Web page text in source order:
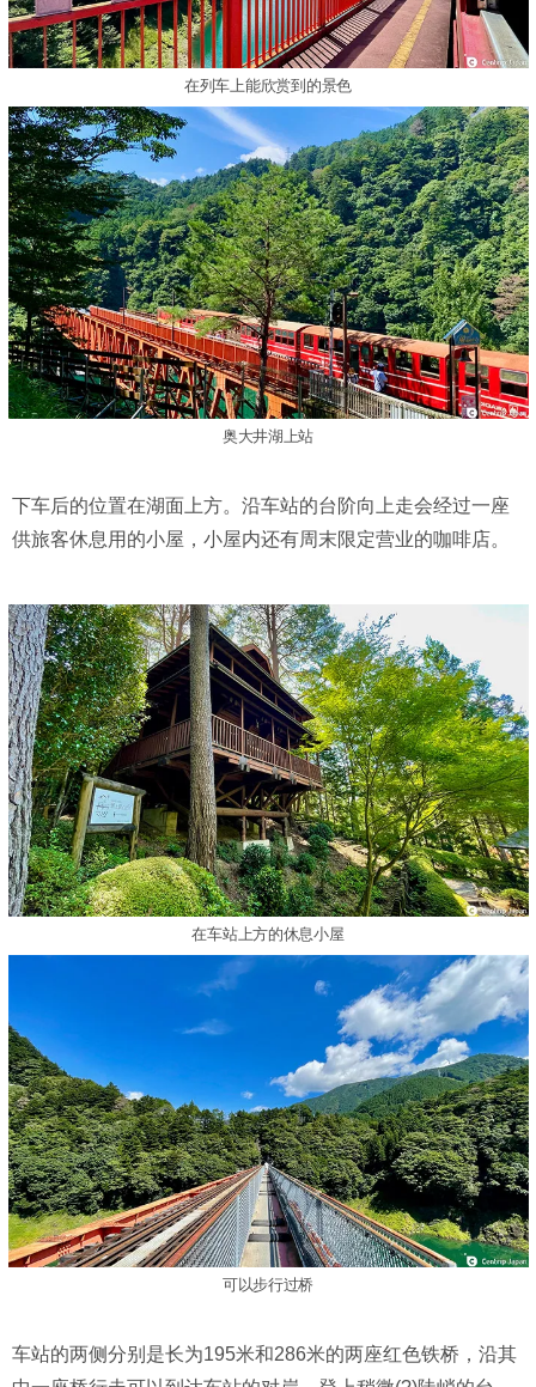
在列车上能欣赏到的景色
奥大井湖上站
下车后的位置在湖面上方。沿车站的台阶向上走会经过一座
供旅客休息用的小屋，小屋内还有周末限定营业的咖啡店。
在车站上方的休息小屋
可以步行过桥
车站的两侧分别是长为195米和286米的两座红色铁桥，沿其